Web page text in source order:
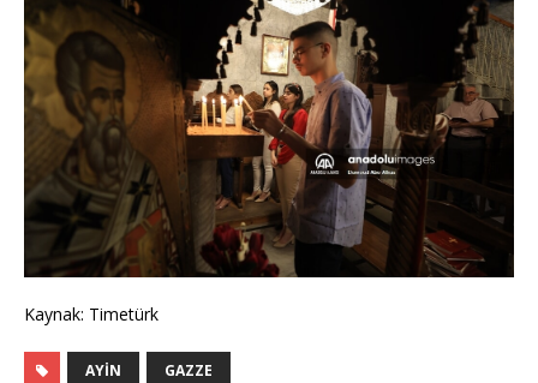
Kaynak: Timetürk
AYIN GAZZE